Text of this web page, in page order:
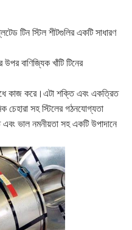
টিন স্টিল শীটগুলির একটি সাধারণ
বাণিজ্যিক খাঁটি টিনের
কাজ করে।এটা শক্তি এবং একত্রিত
চেহারা সহ স্টিলের গঠনযোগ্যতা
ভাল নমনীয়তা সহ একটি উপাদানে